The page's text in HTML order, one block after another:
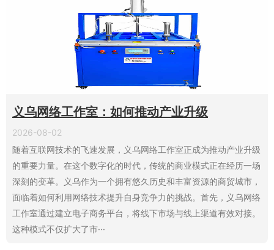
义乌网络工作室：如何推动产业升级
2026-08-02
随着互联网技术的飞速发展，义乌网络工作室正成为推动产业升级
的重要力量。在这个数字化的时代，传统的商业模式正在经历一场
深刻的变革。义乌作为一个拥有悠久历史和丰富资源的商贸城市，
面临着如何利用网络技术提升自身竞争力的挑战。首先，义乌网络
工作室通过建立电子商务平台，将线下市场与线上渠道有效对接。
这种模式不仅扩大了市···